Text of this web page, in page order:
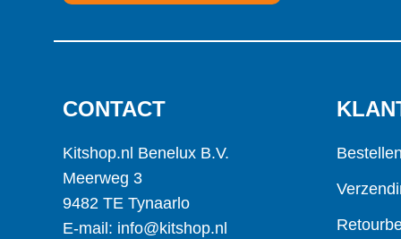
CONTACT
Kitshop.nl Benelux B.V.
Meerweg 3
9482 TE Tynaarlo
E-mail: info@kitshop.nl